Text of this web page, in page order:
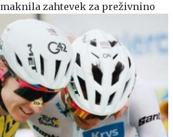
zahtevek za preživnino